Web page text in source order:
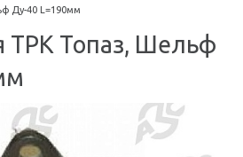
Ду-40 L=190мм
ТРК Топаз, Шельф